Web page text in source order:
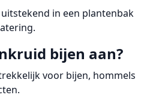
in een plantenbak
bijen aan?
voor bijen, hommels